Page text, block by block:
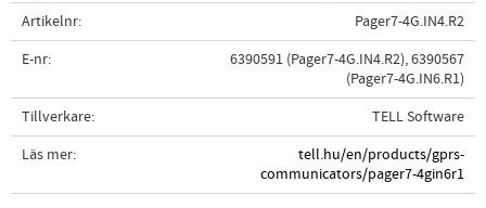
Artikelnr
Pager7-4G.IN4.R2
E-nr
6390591 (Pager7-4G.IN4.R2), 6390567
(Pager7-4G.IN6.R1)
Tillverkare
TELL Software
Läs mer
tell.hu/en/products/gprs-
communicators/pager7-4gin6r1